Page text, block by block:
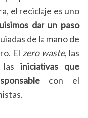
el reciclaje es uno
dar un paso
de la mano de
El zero waste, las
iniciativas que
con el